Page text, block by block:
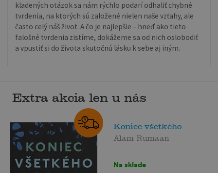
kladených otázok sa nám rýchlo podarí odhaliť chybné
tvrdenia, na ktorých sú založené nielen naše vzťahy, ale
často celý náš život. A čo je najlepšie – hneď ako tieto
falošné tvrdenia zistíme, dokážeme sa od nich oslobodiť
a vpustiť si do života skutočnú lásku k sebe aj iným.
Extra akcia len u nás
Koniec všetkého
Alam Rumaan
Na sklade